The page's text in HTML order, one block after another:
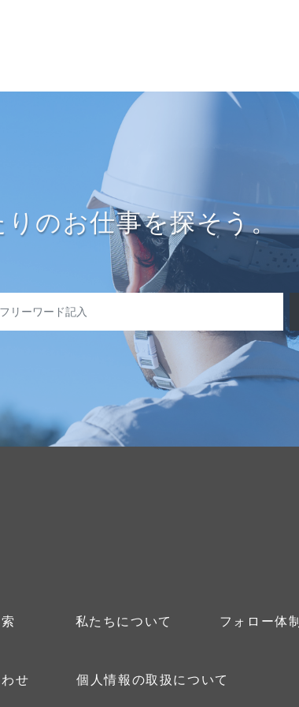
のお仕事を探そう。
私たちについて フォロー体制
せ 個人情報の取扱について